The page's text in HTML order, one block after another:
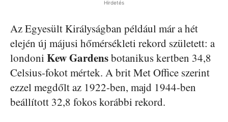
Hirdetés
Az Egyesült Királyságban például már a hét
elején új májusi hőmérsékleti rekord született: a
londoni KewGardensbotanikus kertben 34,8
Celsius-fokot mértek. A brit Met Office szerint
ezzel megdőlt az 1922-ben, majd 1944-ben
beállított 32,8 fokos korábbi rekord.